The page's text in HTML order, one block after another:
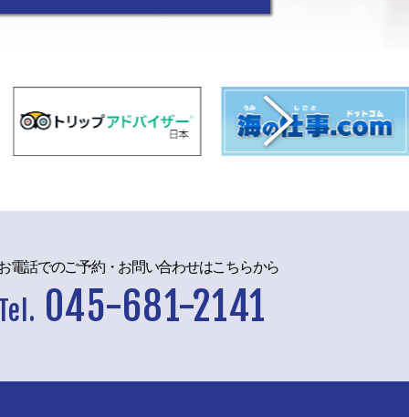
電話でのご予約・お問い合わせはこちらから
045-681-2141